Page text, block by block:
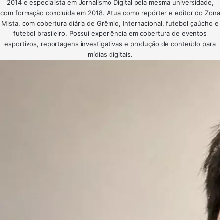
2014 e especialista em Jornalismo Digital pela mesma universidade,
com formação concluída em 2018. Atua como repórter e editor do Zona
Mista, com cobertura diária de Grêmio, Internacional, futebol gaúcho e
futebol brasileiro. Possui experiência em cobertura de eventos
esportivos, reportagens investigativas e produção de conteúdo para
mídias digitais.